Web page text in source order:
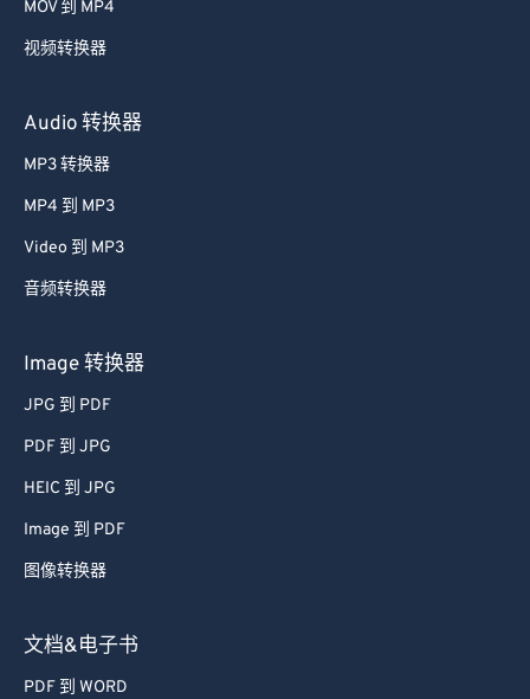
MOV 到 MP4
视频转换器
Audio 转换器
MP3 转换器
MP4 到 MP3
Video 到 MP3
音频转换器
Image 转换器
JPG 到 PDF
PDF 到 JPG
HEIC 到 JPG
Image 到 PDF
图像转换器
文档&电子书
PDF 到 WORD